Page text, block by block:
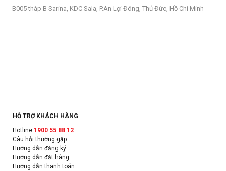
B005 tháp B Sarina, KDC Sala, P.An Lợi Đông, Thủ Đức, Hồ Chí Minh
HỖ TRỢ KHÁCH HÀNG
Hotline 1900 55 88 12
Câu hỏi thường gặp
Hướng dẫn đăng ký
Hướng dẫn đặt hàng
Hướng dẫn thanh toán